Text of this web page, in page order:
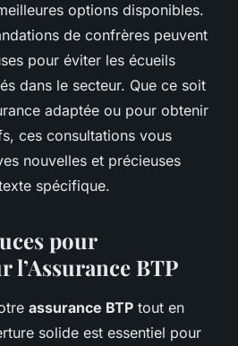
options disponibles.
de confrères peuvent
pour éviter les écueils
dans le secteur. Que ce soit
adaptée ou pour obtenir
ces consultations vous
nouvelles et précieuses
spécifique.
pour
l’Assurance BTP
assurance BTP tout en
solide est essentiel pour